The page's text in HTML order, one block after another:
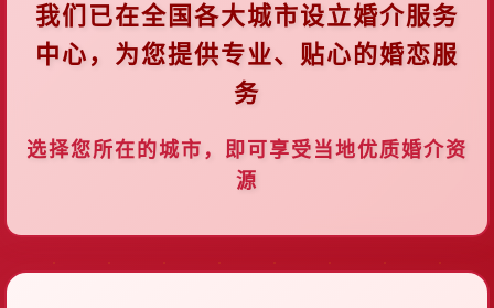
我们已在全国各大城市设立婚介服务
中心，为您提供专业、贴心的婚恋服
务
选择您所在的城市，即可享受当地优质婚介资
源